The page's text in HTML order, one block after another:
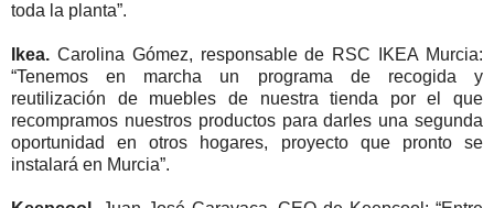
toda la planta”.
Ikea. Carolina Gómez, responsable de RSC IKEA Murcia:
“Tenemos en marcha un programa de recogida y
reutilización de muebles de nuestra tienda por el que
recompramos nuestros productos para darles una segunda
oportunidad en otros hogares, proyecto que pronto se
instalará en Murcia”.